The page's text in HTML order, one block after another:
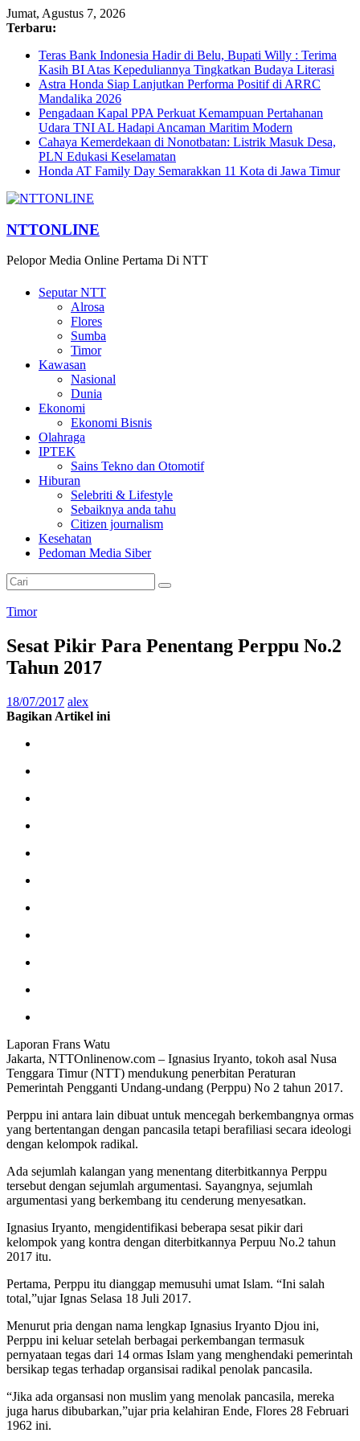
Jumat, Agustus 7, 2026
Terbaru:
Teras Bank Indonesia Hadir di Belu, Bupati Willy : Terima
Kasih BI Atas Kepeduliannya Tingkatkan Budaya Literasi
Astra Honda Siap Lanjutkan Performa Positif di ARRC
Mandalika 2026
Pengadaan Kapal PPA Perkuat Kemampuan Pertahanan
Udara TNI AL Hadapi Ancaman Maritim Modern
Cahaya Kemerdekaan di Nonotbatan: Listrik Masuk Desa,
PLN Edukasi Keselamatan
Honda AT Family Day Semarakkan 11 Kota di Jawa Timur
NTTONLINE
Pelopor Media Online Pertama Di NTT
Seputar NTT
Alrosa
Flores
Sumba
Timor
Kawasan
Nasional
Dunia
Ekonomi
Ekonomi Bisnis
Olahraga
IPTEK
Sains Tekno dan Otomotif
Hiburan
Selebriti & Lifestyle
Sebaiknya anda tahu
Citizen journalism
Kesehatan
Pedoman Media Siber
Timor
Sesat Pikir Para Penentang Perppu No.2
Tahun 2017
18/07/2017 alex
Bagikan Artikel ini
Laporan Frans Watu
Jakarta, NTTOnlinenow.com – Ignasius Iryanto, tokoh asal Nusa
Tenggara Timur (NTT) mendukung penerbitan Peraturan
Pemerintah Pengganti Undang-undang (Perppu) No 2 tahun 2017.
Perppu ini antara lain dibuat untuk mencegah berkembangnya ormas
yang bertentangan dengan pancasila tetapi berafiliasi secara ideologi
dengan kelompok radikal.
Ada sejumlah kalangan yang menentang diterbitkannya Perppu
tersebut dengan sejumlah argumentasi. Sayangnya, sejumlah
argumentasi yang berkembang itu cenderung menyesatkan.
Ignasius Iryanto, mengidentifikasi beberapa sesat pikir dari
kelompok yang kontra dengan diterbitkannya Perpuu No.2 tahun
2017 itu.
Pertama, Perppu itu dianggap memusuhi umat Islam. “Ini salah
total,”ujar Ignas Selasa 18 Juli 2017.
Menurut pria dengan nama lengkap Ignasius Iryanto Djou ini,
Perppu ini keluar setelah berbagai perkembangan termasuk
pernyataan tegas dari 14 ormas Islam yang menghendaki pemerintah
bersikap tegas terhadap organsisai radikal penolak pancasila.
“Jika ada organsasi non muslim yang menolak pancasila, mereka
juga harus dibubarkan,”ujar pria kelahiran Ende, Flores 28 Februari
1962 ini.